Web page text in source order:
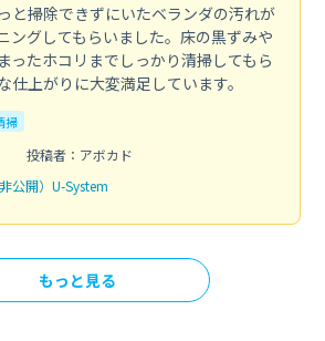
と掃除できずにいたベランダの汚れが
ングしてもらいました。床の黒ずみや
ったホコリまでしっかり清掃してもら
仕上がりに大変満足しています。
掃
投稿者：アボカド
公開）U-System
もっと見る